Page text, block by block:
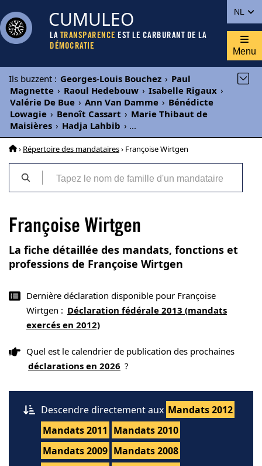
NL
CUMULEO
LA TRANSPARENCE EST LE CARBURANT DE LA
DÉMOCRATIE
Menu
Ils buzzent : Georges-Louis Bouchez › Paul
Magnette › Raoul Hedebouw › Isabelle Rigaux ›
Valérie De Bue › Ann Van Damme › Bénédicte
Lowagie › Benoît Cassart › Marie Thibaut de
Maisières › Hadja Lahbib › ...
› Répertoire des mandataires› Françoise Wirtgen
Françoise Wirtgen
La fiche détaillée des mandats, fonctions et
professions de Françoise Wirtgen
Dernière déclaration disponible pour Françoise
Wirtgen : Déclaration fédérale 2013 (mandats
exercés en 2012)
Quel est le calendrier de publication des prochaines
déclarations en 2026 ?
Descendre directement aux Mandats 2012
Mandats 2011 Mandats 2010
Mandats 2009 Mandats 2008